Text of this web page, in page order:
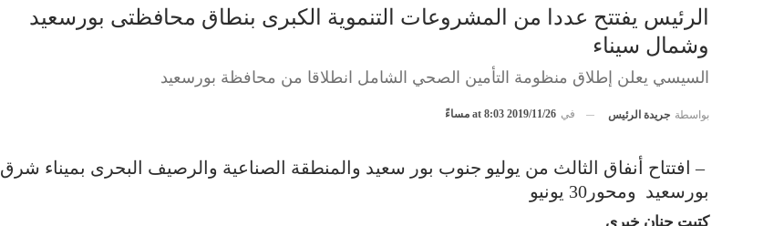
الرئيس يفتتح عددا من المشروعات التنموية الكبرى بنطاق محافظتى بورسعيد
وشمال سيناء
السيسي يعلن إطلاق منظومة التأمين الصحي الشامل انطلاقا من محافظة بورسعيد
بواسطة جريدة الرئيس في 2019/11/26 at 8:03 مساءً
– افتتاح أنفاق الثالث من يوليو جنوب بور سعيد والمنطقة الصناعية والرصيف البحرى بميناء شرق
بورسعيد ومحور30 يونيو
كتبت حنان خيري